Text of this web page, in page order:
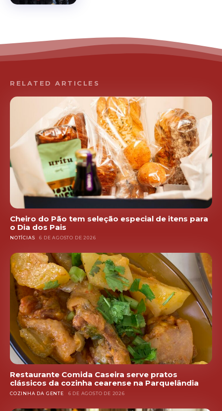
RELATED ARTICLES
Cheiro do Pão tem seleção especial de itens para
o Dia dos Pais
NOTÍCIAS 6 DE AGOSTO DE 2026
Restaurante Comida Caseira serve pratos
clássicos da cozinha cearense na Parquelândia
COZINHA DA GENTE 6 DE AGOSTO DE 2026